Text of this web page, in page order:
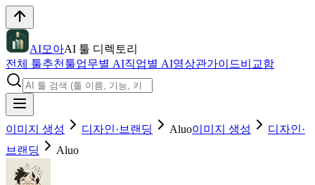
AI모아AI 툴 디렉토리
전체 툴추천툴업무별 AI직업별 AI영상관가이드비교함
이미지 생성 디자인·브랜딩 Aluo이미지 생성
디자인·
브랜딩
Aluo